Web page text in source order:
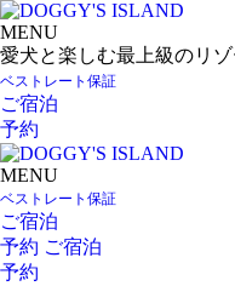
MENU
愛犬と楽しむ最上級のリゾ
ベストレート保証
ご宿泊
予約
MENU
ベストレート保証
ご宿泊
予約 ご宿泊
予約